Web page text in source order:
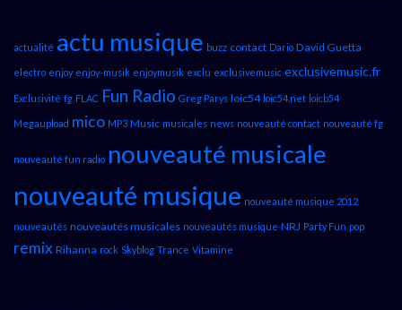
actualité actu musique buzz contact Dario David Guetta
electro enjoy enjoy-musik enjoymusik exclu exclusivemusic exclusivemusic.fr
Exclusivité fg FLAC Fun Radio Greg Parys loic54 loic54.net loicb54
Megaupload mico MP3 Music musicales news nouveauté contact nouveauté fg
nouveauté fun radio nouveauté musicale
nouveauté musique nouveauté musique 2012
nouveautés nouveautés musicales nouveautés musique NRJ Party Fun pop
remix Rihanna rock Skyblog Trance Vitamine